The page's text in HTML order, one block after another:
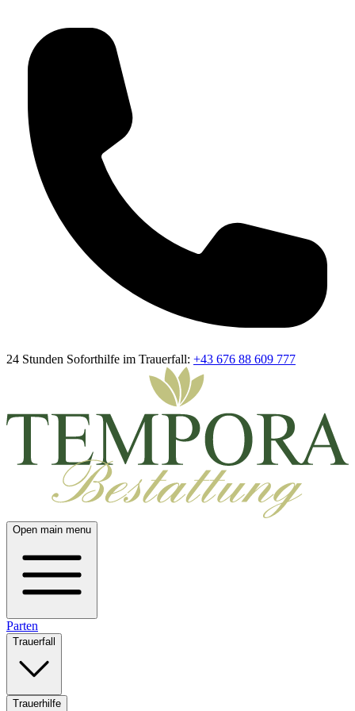
24 Stunden Soforthilfe im Trauerfall: +43 676 88 609 777
Open main menu
Parten
Trauerfall
Trauerhilfe